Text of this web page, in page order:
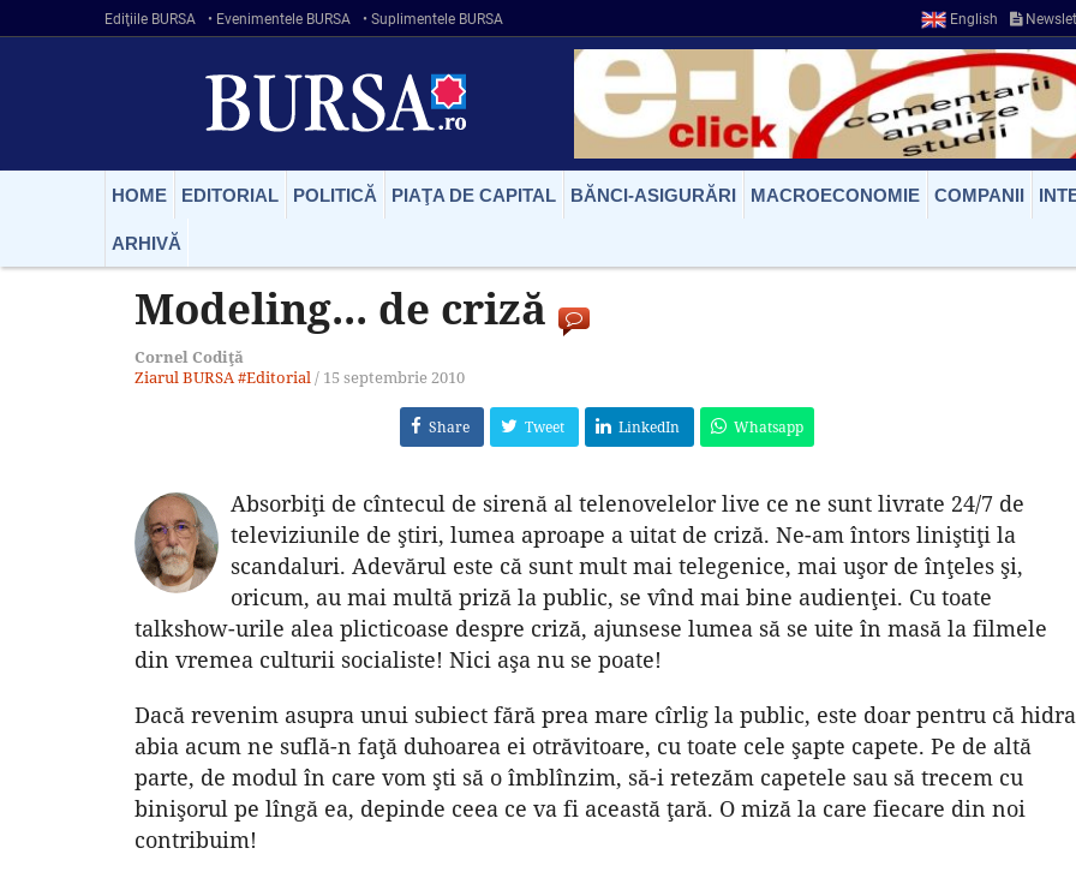
Ediţiile BURSA • Evenimentele BURSA • Suplimentele BURSA English
HOME EDITORIAL POLITICĂ PIAŢA DE CAPITAL BĂNCI-ASIGURĂRI MACROECONOMIE COMPANII
ARHIVĂ
Modeling... de criză
Cornel Codiţă
Ziarul BURSA #Editorial / 15 septembrie 2010
Share Tweet LinkedIn Whatsapp
Absorbiţi de cîntecul de sirenă al telenovelelor live ce ne sunt livrate 24/7 de
televiziunile de ştiri, lumea aproape a uitat de criză. Ne-am întors liniştiţi la
scandaluri. Adevărul este că sunt mult mai telegenice, mai uşor de înţeles şi,
oricum, au mai multă priză la public, se vînd mai bine audienţei. Cu toate
talkshow-urile alea plicticoase despre criză, ajunsese lumea să se uite în masă la filmele
din vremea culturii socialiste! Nici aşa nu se poate!
Dacă revenim asupra unui subiect fără prea mare cîrlig la public, este doar pentru că hidra
abia acum ne suflă-n faţă duhoarea ei otrăvitoare, cu toate cele şapte capete. Pe de altă
parte, de modul în care vom şti să o îmblînzim, să-i retezăm capetele sau să trecem cu
binişorul pe lîngă ea, depinde ceea ce va fi această ţară. O miză la care fiecare din noi
contribuim!